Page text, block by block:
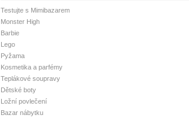
Testujte s Mimibazarem
Monster High
Barbie
Lego
Pyžama
Kosmetika a parfémy
Teplákové soupravy
Dětské boty
Ložní povlečení
Bazar nábytku